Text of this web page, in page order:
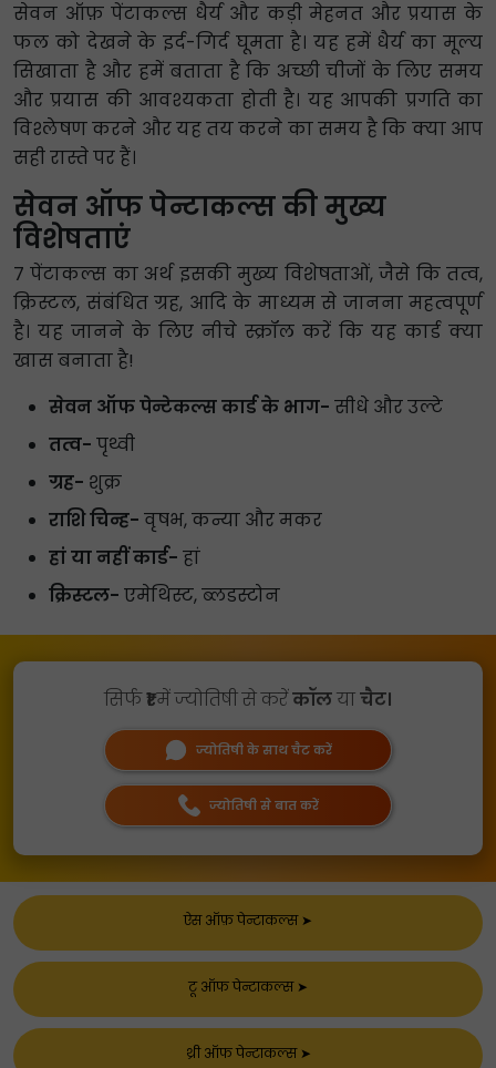
सेवन ऑफ़ पेंटाकल्स धैर्य और कड़ी मेहनत और प्रयास के
फल को देखने के इर्द-गिर्द घूमता है। यह हमें धैर्य का मूल्य
सिखाता है और हमें बताता है कि अच्छी चीजों के लिए समय
और प्रयास की आवश्यकता होती है। यह आपकी प्रगति का
विश्लेषण करने और यह तय करने का समय है कि क्या आप
सही रास्ते पर हैं।
सेवन ऑफ पेन्टाकल्स की मुख्य
विशेषताएं
7 पेंटाकल्स का अर्थ इसकी मुख्य विशेषताओं, जैसे कि तत्व,
क्रिस्टल, संबंधित ग्रह, आदि के माध्यम से जानना महत्वपूर्ण
है। यह जानने के लिए नीचे स्क्रॉल करें कि यह कार्ड क्या
खास बनाता है!
सेवन ऑफ पेन्टेकल्स कार्ड के भाग- सीधे और उल्टे
तत्व- पृथ्वी
ग्रह- शुक्र
राशि चिन्ह- वृषभ, कन्या और मकर
हां या नहीं कार्ड- हां
क्रिस्टल- एमेथिस्ट, ब्लडस्टोन
सिर्फ₹1में ज्योतिषी से करेंकॉलयाचैट।
ज्योतिषी के साथ चैट करें
ज्योतिषी से बात करें
ऐस ऑफ़ पेन्टाकल्स➤
टू ऑफ पेन्टाकल्स➤
थ्री ऑफ पेन्टाकल्स➤